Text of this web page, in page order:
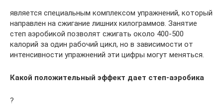
является специальным комплексом упражнений, который
направлен на сжигание лишних килограммов. Занятие
степ аэробикой позволят сжигать около 400-500
калорий за один рабочий цикл, но в зависимости от
интенсивности упражнений эти цифры могут меняться.
Какой положительный эффект дает степ-аэробика
?